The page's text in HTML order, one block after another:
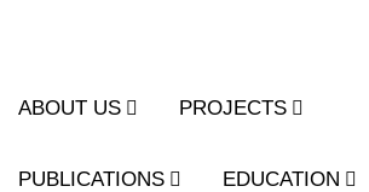
ABOUT US PROJECTS
PUBLICATIONS EDUCATION